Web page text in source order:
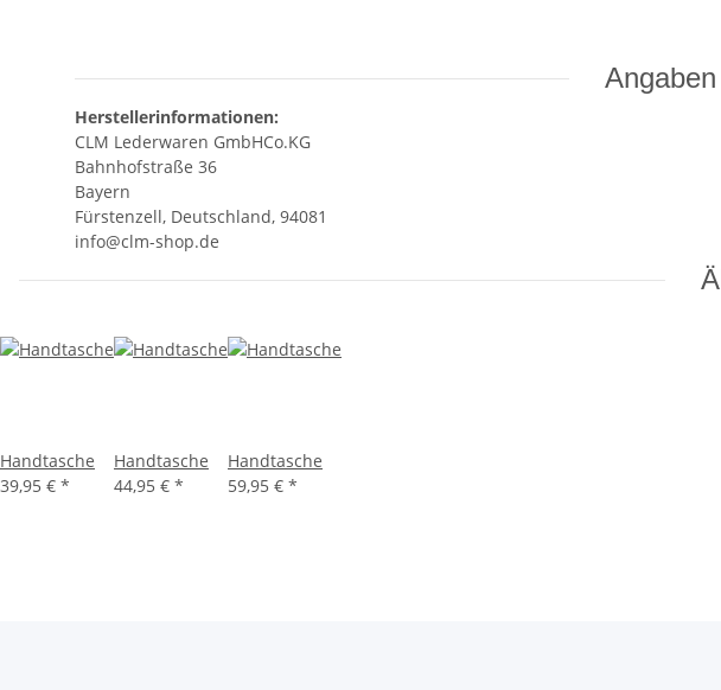
Herstellerinformationen:
CLM Lederwaren GmbHCo.KG
Bahnhofstraße 36
Bayern
Fürstenzell, Deutschland, 94081
info@clm-shop.de
Handtasche
39,95 € *
Handtasche
44,95 € *
Handtasche
59,95 € *